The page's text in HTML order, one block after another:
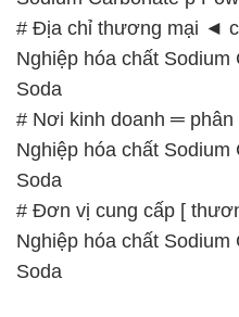
# Địa chỉ thương mại ◄
Nghiệp hóa chất Sodium
Soda
# Nơi kinh doanh ═ phân
Nghiệp hóa chất Sodium
Soda
# Đơn vị cung cấp [
Nghiệp hóa chất Sodium
Soda